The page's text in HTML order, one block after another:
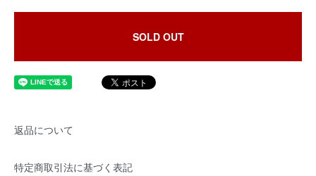
SOLD OUT
返品について
特定商取引法に基づく表記